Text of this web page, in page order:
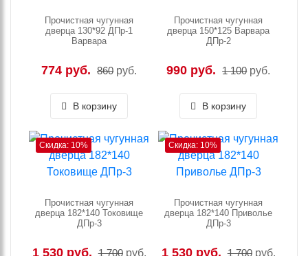
Прочистная чугунная
дверца 130*92 ДПр-1
Варвара
774 руб. 860 руб.
В корзину
Прочистная чугунная
дверца 150*125 Варвара
ДПр-2
990 руб. 1 100 руб.
В корзину
Скидка: 10%
Прочистная чугунная
дверца 182*140 Токовище
ДПр-3
1 530 руб. 1 700 руб.
Скидка: 10%
Прочистная чугунная
дверца 182*140 Приволье
ДПр-3
1 530 руб. 1 700 руб.